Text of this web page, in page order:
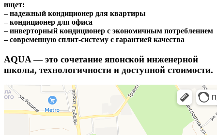
ищет:
– надежный кондиционер для квартиры
– кондиционер для офиса
– инверторный кондиционер с экономичным потреблением
– современную сплит-систему с гарантией качества
AQUA — это сочетание японской инженерной
школы, технологичности и доступной стоимости.